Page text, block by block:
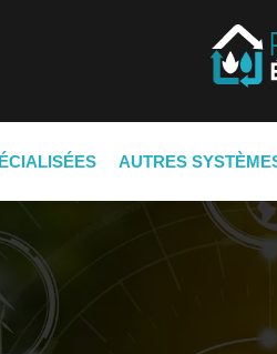
AUTRES